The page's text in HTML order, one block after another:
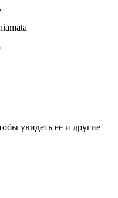
увидеть ее и другие